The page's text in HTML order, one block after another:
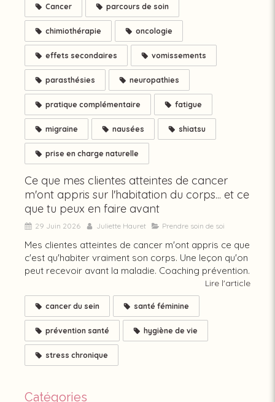
Cancer parcours de soin
chimiothérapie oncologie
effets secondaires vomissements
parasthésies neuropathies
pratique complémentaire fatigue
migraine nausées shiatsu
prise en charge naturelle
Ce que mes clientes atteintes de cancer
m'ont appris sur l'habitation du corps... et ce
que tu peux en faire avant
29 Juin 2026 Juliette Hauret Prendre soin de soi
Mes clientes atteintes de cancer m'ont appris ce que
c'est qu'habiter vraiment son corps. Une leçon qu'on
peut recevoir avant la maladie. Coaching prévention.
Lire l'article
cancer du sein santé féminine
prévention santé hygiène de vie
stress chronique
Catégories